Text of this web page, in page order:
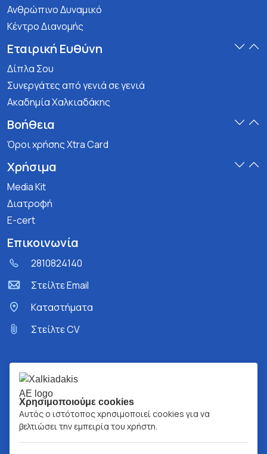
Ανθρώπινο Δυναμικό
Κέντρο Διανομής
Εταιρική Ευθύνη
Δίπλα Σου
Συνεργάτες από γενιά σε γενιά
Ακαδημία Χαλκιαδάκης
Βοήθεια
Όροι χρήσης Xtra Card
Χρήσιμα
Media Kit
Διατροφή
E-cert
Επικοινωνία
2810824140
Στείλτε Email
Kαταστήματα
Στείλτε CV
Χρησιμοποιούμε cookies
Αυτός ο ιστότοπος χρησιμοποιεί cookies για να
βελτιώσει την εμπειρία του χρήστη.